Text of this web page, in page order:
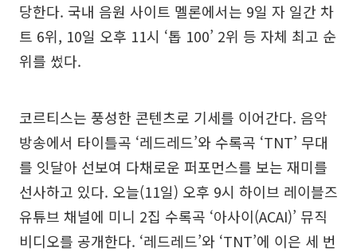
당한다. 국내 음원 사이트 멜론에서는 9일 자 일간 차
트 6위, 10일 오후 11시 ‘톱 100’ 2위 등 자체 최고 순
위를 썼다.
코르티스는 풍성한 콘텐츠로 기세를 이어간다. 음악
방송에서 타이틀곡 ‘레드레드’와 수록곡 ‘TNT’ 무대
를 잇달아 선보여 다채로운 퍼포먼스를 보는 재미를
선사하고 있다. 오늘(11일) 오후 9시 하이브 레이블즈
유튜브 채널에 미니 2집 수록곡 ‘아사이(ACAI)’ 뮤직
비디오를 공개한다. ‘레드레드’와 ‘TNT’에 이은 세 번